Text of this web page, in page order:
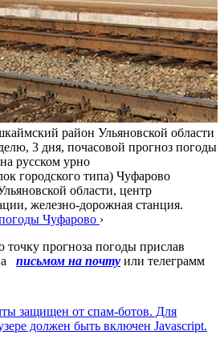
район Ульяновской области
3 дня, почасовой прогноз погоды
русском урно
городского типа) Чуфарово
области, центр
железно-дорожная станция.
Чуфарово ›
прогноза погоды прислав
письмом на почту или телеграмм
защищен от спам-ботов. Для
должен быть включен Javascript.